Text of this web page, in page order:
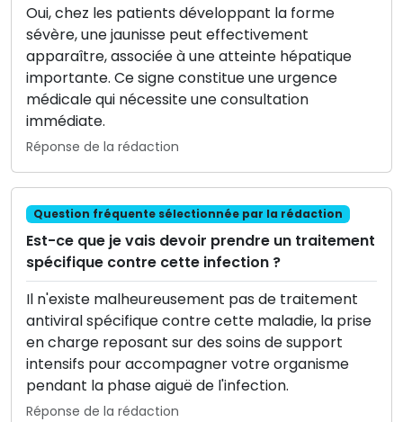
Oui, chez les patients développant la forme
sévère, une jaunisse peut effectivement
apparaître, associée à une atteinte hépatique
importante. Ce signe constitue une urgence
médicale qui nécessite une consultation
immédiate.
Réponse de la rédaction
Question fréquente sélectionnée par la rédaction
Est-ce que je vais devoir prendre un traitement
spécifique contre cette infection ?
Il n'existe malheureusement pas de traitement
antiviral spécifique contre cette maladie, la prise
en charge reposant sur des soins de support
intensifs pour accompagner votre organisme
pendant la phase aiguë de l'infection.
Réponse de la rédaction